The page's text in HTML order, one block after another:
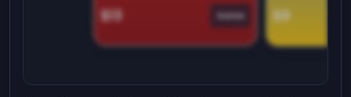
$13 Game $9